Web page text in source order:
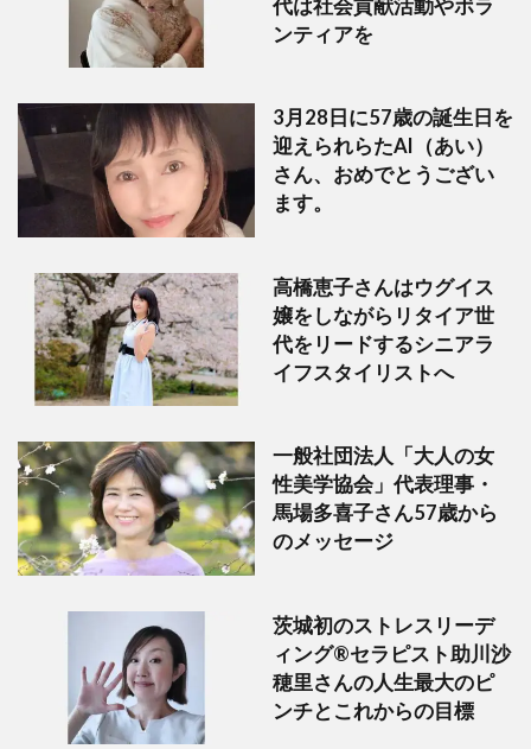
代は社会貢献活動やボラ
ンティアを
3月28日に57歳の誕生日を
迎えられらたAI（あい）
さん、おめでとうござい
ます。
高橋恵子さんはウグイス
嬢をしながらリタイア世
代をリードするシニアラ
イフスタイリストへ
一般社団法人「大人の女
性美学協会」代表理事・
馬場多喜子さん57歳から
のメッセージ
茨城初のストレスリーデ
ィング®セラピスト助川沙
穂里さんの人生最大のピ
ンチとこれからの目標